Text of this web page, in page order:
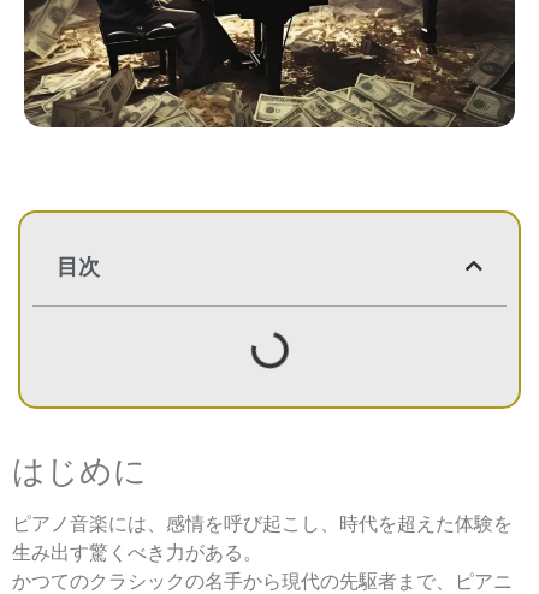
目次
はじめに
ピアノ音楽には、感情を呼び起こし、時代を超えた体験を
生み出す驚くべき力がある。
かつてのクラシックの名手から現代の先駆者まで、ピアニ